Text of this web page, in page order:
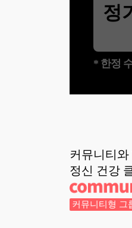
정
* 한정
커뮤니티
정신 건강
커뮤니티형 그